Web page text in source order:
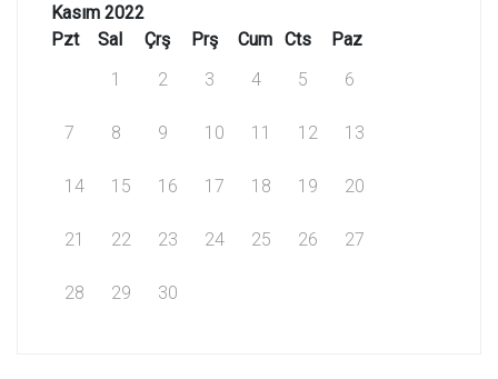
Kasım 2022
Pzt
Sal Çrş Prş Cum Cts
Paz
1
2 3 4 5 6
7 8 9 10 11 12 13
14 15 16 17 18 19 20
21 22 23 24 25 26 27
28 29 30